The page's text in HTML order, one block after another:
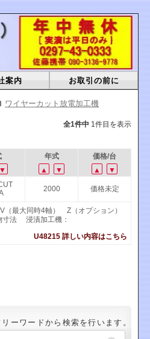
案内 お取引の前に
ワイヤーカット放電加工機
全1件中 1件目を表示
▼
年式
▲
▼
価格/台
▲
▼
2000 価格未定
最大同時4軸） Z（オプション）
寸法 浸漬加工機：
U48215 詳しい内容はこちら
リーワードから検索を行います。